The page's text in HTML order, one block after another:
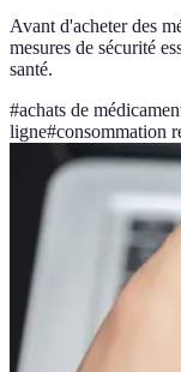
Avant d'acheter des
mesures de sécurité
santé.
#achats de
ligne#consommation